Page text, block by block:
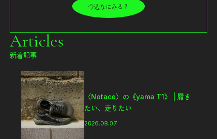
今週なにみる？
Articles
新着記事
スメ。「FUJI ROCK
FESTIVAL’26」テント訪問スナッ